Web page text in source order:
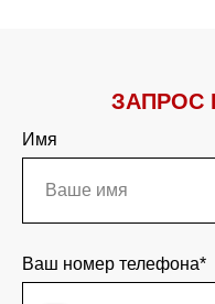
ЗАПРОС
Имя
Ваш номер телефона*